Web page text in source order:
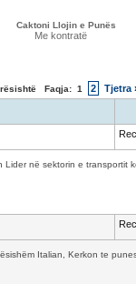
Caktoni Llojin e Punës
Me kontratë
Faqja: 1 2 Tjetra
në sektorin e transportit
Italian, Kerkon te